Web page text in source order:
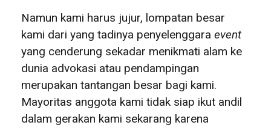
Namun kami harus jujur, lompatan besar
kami dari yang tadinya penyelenggara event
yang cenderung sekadar menikmati alam ke
dunia advokasi atau pendampingan
merupakan tantangan besar bagi kami.
Mayoritas anggota kami tidak siap ikut andil
dalam gerakan kami sekarang karena